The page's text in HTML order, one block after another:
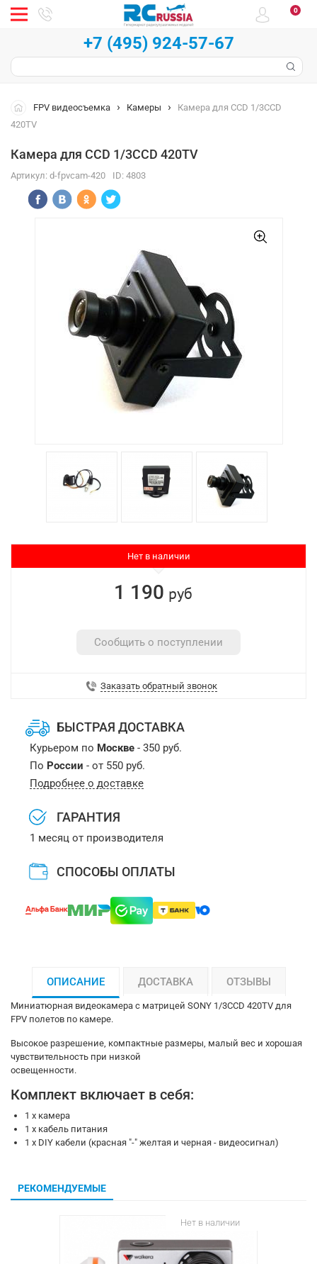
0
+7 (495) 924-57-67
FPV видеосъемка Камеры
Камера для CCD 1/3CCD
420TV
Камера для CCD 1/3CCD 420TV
Артикул: d-fpvcam-420 ID: 4803
Нет в наличии
1 190 руб
Сообщить о поступлении
Заказать обратный звонок
БЫСТРАЯ ДОСТАВКА
Курьером по Москве- 350 руб.
По России - от 550 руб.
Подробнее о доставке
ГАРАНТИЯ
1 месяц от производителя
СПОСОБЫ ОПЛАТЫ
ОПИСАНИЕ ДОСТАВКА ОТЗЫВЫ
Миниатюрная видеокамера с матрицей SONY 1/3CCD 420TV для
FPV полетов по камере.
Высокое разрешение, компактные размеры, малый вес и хорошая
чувствительность при низкой
освещенности.
Комплект включает в себя:
1 х камера
1 х кабель питания
1 х DIY кабели (красная "-" желтая и черная - видеосигнал)
РЕКОМЕНДУЕМЫЕ
Нет в наличии